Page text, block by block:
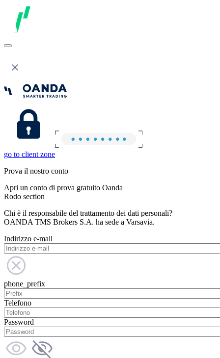
go to client zone
Prova il nostro conto
Apri un conto di prova gratuito Oanda
Rodo section
Chi è il responsabile del trattamento dei dati personali?
OANDA TMS Brokers S.A. ha sede a Varsavia.
Indirizzo e-mail
phone_prefix
Telefono
Password